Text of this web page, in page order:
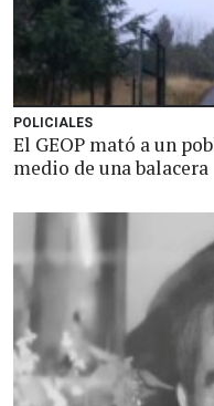
POLICIALES
El GEOP mató a un
medio de una balacera